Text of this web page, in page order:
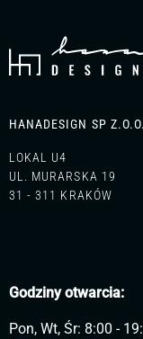
HANADESIGN SP Z.O.O.
LOKAL U4
UL. MURARSKA 19
31 - 311 KRAKÓW
Godziny otwarcia:
Pon, Wt, Śr: 8:00 -